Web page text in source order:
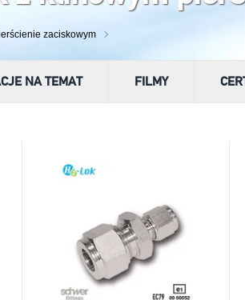
zaciskowym
NA TEMAT FILMY